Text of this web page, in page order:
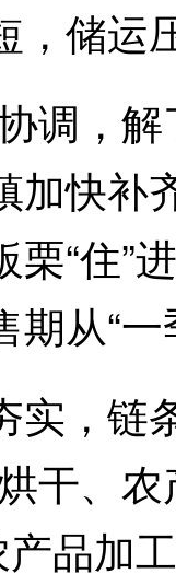
，储运
，解
加快补
栗“住”
从“
，链
干、
产品加